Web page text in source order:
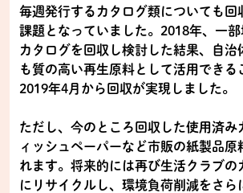
毎週発行するカタログ類についても回
課題となっていました。2018年、一
カタログを回収し検討した結果、自治
も質の高い再生原料として活用できる
2019年4月から回収が実現しました。
ただし、今のところ回収した使用済み
ィッシュペーパーなど市販の紙製品原
れます。将来的には再び生活クラブの
にリサイクルし、環境負荷削減をさら